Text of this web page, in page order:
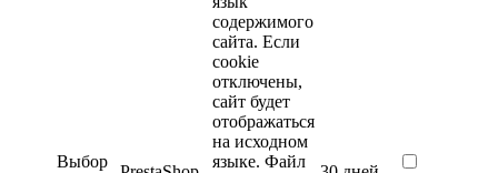
Выбор
содержимого
сайта. Если
cookie
отключены,
сайт будет
отображаться
на исходном
языке. Файл